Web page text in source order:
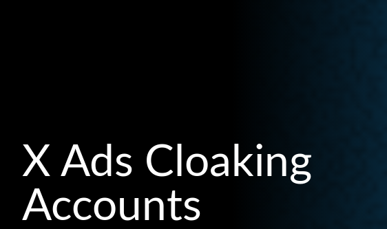
X Ads Cloaking
Accounts